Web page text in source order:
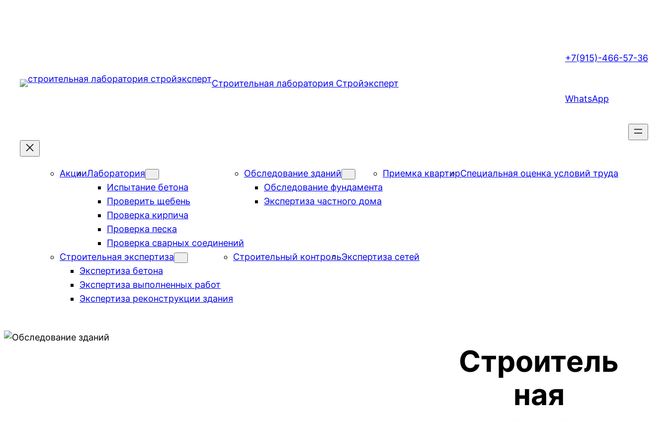
Строительная лаборатория Стройэксперт
+7(915)-466-57-36
WhatsApp
АкцииЛаборатория
Испытание бетона
Проверить щебень
Проверка кирпича
Проверка песка
Проверка сварных соединений
Обследование зданий
Обследование фундамента
Экспертиза частного дома
Приемка квартирСпециальная оценка условий труда
Строительная экспертиза
Экспертиза бетона
Экспертиза выполненных работ
Экспертиза реконструкции здания
Строительный контрольЭкспертиза сетей
Строитель
ная